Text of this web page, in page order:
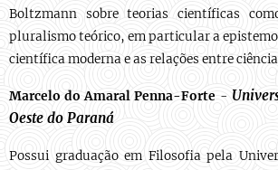
Boltzmann sobre teorias científicas
pluralismo teórico, em particular a
científica moderna e as relações entre
Marcelo do Amaral Penna-Forte -
Oeste do Paraná
Possui graduação em Filosofia pela